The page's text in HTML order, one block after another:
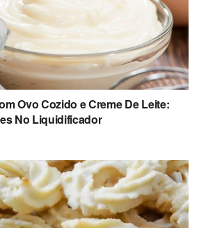
Ovo Cozido e Creme De Leite:
No Liquidificador